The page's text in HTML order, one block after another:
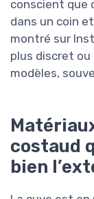
conscient que
dans un coin
montré sur
plus discret ou
modèles,
costaud
bien